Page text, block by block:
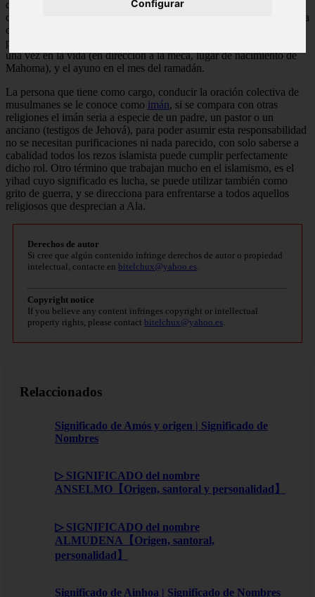
Configurar
que es digno de cualquier alabanza y confianza. Su religión posee
cinco pilares fuertes, o cinco costumbres que los caracteriza como: la
creencia solo en Alá, la oración matutina a ese Dios, la ayuda
persistente a los necesitados, la peregrinación al menos practicada
una vez en la vida (en dirección a la meca, lugar de nacimiento de
Mahoma), y el ayuno en el mes del ramadán.
La persona que tiene como cargo, conducir la oración colectiva de
musulmanes se le conoce como imán, si se compara con otras
religiones el imán seria a especie de un padre, un pastor o un
anciano (testigos de Jehová), para poder asumir esta responsabilidad
no se necesitan purificaciones ni nada parecido, con solo saberse a
cabalidad todos los rezos islamista puede cumplir perfectamente
dicho rol. Otro término que trabajan mucho en el islamismo, es el
yihad cuyo significado es lucha, se puede utilizar también como
grito de guerra, y se direcciona para enfrentarse a todos aquellos
religiosos que desprecian a Ala.
Derechos de autor
Si cree que algún contenido infringe derechos de autor o propiedad
intelectual, contacte en bitelchux@yahoo.es
Copyright notice
If you believe any content infringes copyright or intellectual
property rights, please contact bitelchux@yahoo.es
Relaccionados
Significado de Amós y origen | Significado de
Nombres
▷ SIGNIFICADO del nombre
ANSELMO【Origen, santoral y personalidad】
▷ SIGNIFICADO del nombre
ALMUDENA【Origen, santoral,
personalidad】
Significado de Ainhoa | Significado de Nombres